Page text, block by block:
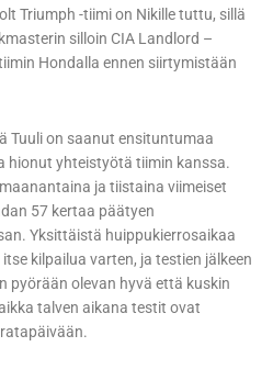
Triumph -tiimi on Nikille tuttu, sillä
silloin CIA Landlord –
Hondalla ennen siirtymistään
Tuuli on saanut ensituntumaa
hionut yhteistyötä tiimin kanssa.
ja tiistaina viimeiset
57 kertaa päätyen
Yksittäistä huippukierrosaikaa
kilpailua varten, ja testien jälkeen
pyörään olevan hyvä että kuskin
talven aikana testit ovat